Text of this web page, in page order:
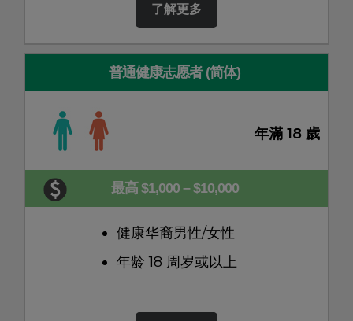
了解更多
普通健康志愿者 (简体)
年滿 18 歲
最高 $1,000 – $10,000
健康华裔男性/女性
年龄 18 周岁或以上